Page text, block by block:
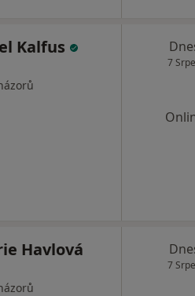
Kalfus
7
Havlová
7